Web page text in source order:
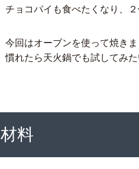
チョコパイも食べたくなり、
今回はオーブンを使って焼きま
慣れたら天火鍋でも試してみ
材料